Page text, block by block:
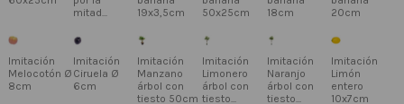
mitad...
19x3,5cm
50x25cm
18cm
20cm
Imitación
Melocotón Ø
8cm
Imitación
Ciruela Ø
6cm
Imitación
Manzano
árbol con
tiesto 50cm
Imitación
Limonero
árbol con
tiesto...
Imitación
Naranjo
árbol con
tiesto...
Imitación
Limón
entero
10x7cm